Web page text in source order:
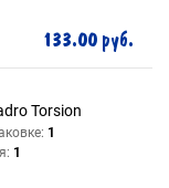
133.00 руб.
Torsion
1
1